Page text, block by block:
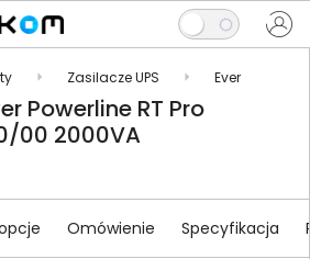
Zasilacze UPS Ever
Powerline RT Pro
00 2000VA
Omówienie Specyfikacja